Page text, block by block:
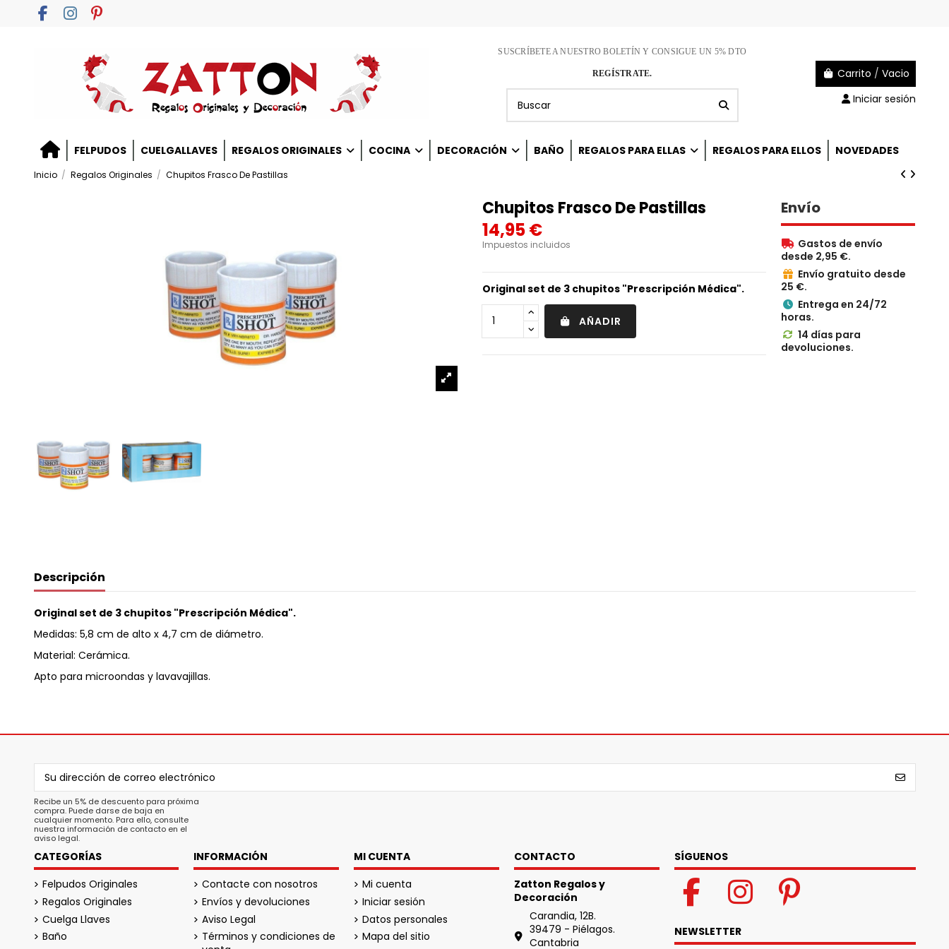
SUSCRÍBETE A NUESTRO BOLETÍN Y CONSIGUE UN 5% DTO
REGÍSTRATE. Carrito / Vacio
Iniciar sesión
FELPUDOS CUELGALLAVES REGALOS ORIGINALES COCINA DECORACIÓN BAÑO REGALOS PARA ELLAS REGALOS PARA ELLOS NOVEDADES
Inicio Regalos Originales Chupitos Frasco De Pastillas
Chupitos Frasco De Pastillas
14,95 €
Impuestos incluidos
Original set de 3 chupitos "Prescripción Médica".
AÑADIR
Envío
 Gastos de envío
desde 2,95 €.
 Envío gratuito desde
25 €.
 Entrega en 24/72
horas.
 14 días para
devoluciones.
Descripción
Original set de 3 chupitos "Prescripción Médica".
Medidas: 5,8 cm de alto x 4,7 cm de diámetro.
Material: Cerámica.
Apto para microondas y lavavajillas.
Recibe un 5% de descuento para próxima
compra. Puede darse de baja en
cualquier momento. Para ello, consulte
nuestra información de contacto en el
aviso legal.
CATEGORÍAS
Felpudos Originales
Regalos Originales
Cuelga Llaves
Baño
INFORMACIÓN
Contacte con nosotros
Envíos y devoluciones
Aviso Legal
Términos y condiciones de
MI CUENTA
Mi cuenta
Iniciar sesión
Datos personales
Mapa del sitio
CONTACTO
Zatton Regalos y
Decoración
Carandia, 12B.
39479 - Piélagos.
Cantabria
SÍGUENOS
NEWSLETTER